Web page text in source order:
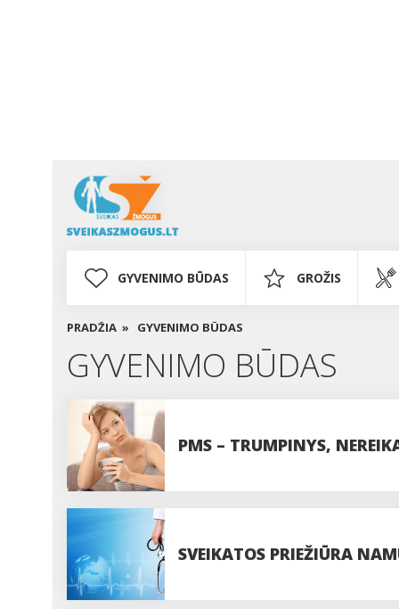
GYVENIMO BŪDAS GROŽIS
PRADŽIA » GYVENIMO BŪDAS
GYVENIMO BŪDAS
PMS – TRUMPINYS,
SVEIKATOS PRIEŽIŪRA